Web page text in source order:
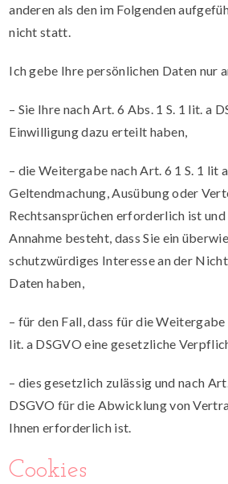
anderen als den im Folgenden
nicht statt.
Ich gebe Ihre persönlichen Daten nur
– Sie Ihre nach Art. 6 Abs. 1 S. 1 lit. a
Einwilligung dazu erteilt haben,
– die Weitergabe nach Art. 6 1 S. 1 lit
Geltendmachung, Ausübung oder
Rechtsansprüchen erforderlich ist
Annahme besteht, dass Sie ein
schutzwürdiges Interesse an der
Daten haben,
– für den Fall, dass für die Weitergabe
lit. a DSGVO eine gesetzliche
– dies gesetzlich zulässig und nach
DSGVO für die Abwicklung von
Ihnen erforderlich ist.
Cookies